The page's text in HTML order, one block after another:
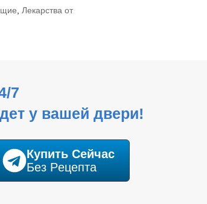
, Лекарства от
7
у вашей двери!
Купить Cейчас
Без Pецепта